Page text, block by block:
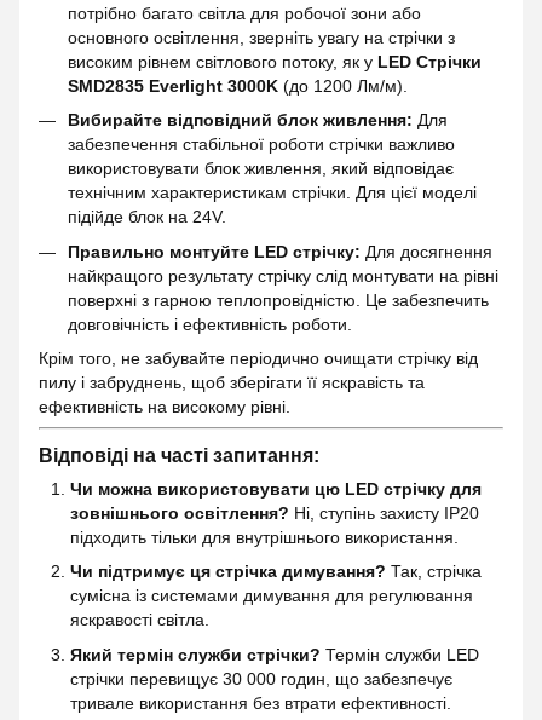
потрібно багато світла для робочої зони або
основного освітлення, зверніть увагу на стрічки з
високим рівнем світлового потоку, як у LED Стрічки
SMD2835 Everlight 3000K (до 1200 Лм/м).
Вибирайте відповідний блок живлення: Для
забезпечення стабільної роботи стрічки важливо
використовувати блок живлення, який відповідає
технічним характеристикам стрічки. Для цієї моделі
підійде блок на 24V.
Правильно монтуйте LED стрічку: Для досягнення
найкращого результату стрічку слід монтувати на рівні
поверхні з гарною теплопровідністю. Це забезпечить
довговічність і ефективність роботи.
Крім того, не забувайте періодично очищати стрічку від
пилу і забруднень, щоб зберігати її яскравість та
ефективність на високому рівні.
Відповіді на часті запитання:
Чи можна використовувати цю LED стрічку для
зовнішнього освітлення? Ні, ступінь захисту IP20
підходить тільки для внутрішнього використання.
Чи підтримує ця стрічка димування? Так, стрічка
сумісна із системами димування для регулювання
яскравості світла.
Який термін служби стрічки? Термін служби LED
стрічки перевищує 30 000 годин, що забезпечує
тривале використання без втрати ефективності.